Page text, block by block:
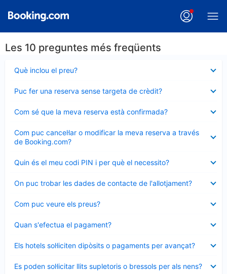
Les 10 preguntes més freqüents
Què inclou el preu?
tancat
Puc fer una reserva sense targeta de crèdit?
tancat
Com sé que la meva reserva està confirmada?
tancat
Com puc cancel·lar o modificar la meva reserva a través
de Booking.com?
tancat
Quin és el meu codi PIN i per què el necessito?
tancat
On puc trobar les dades de contacte de l'allotjament?
tancat
Com puc veure els preus?
tancat
Quan s'efectua el pagament?
tancat
Els hotels sol·liciten dipòsits o pagaments per avançat?
tancat
Es poden sol·licitar llits supletoris o bressols per als nens?
tancat